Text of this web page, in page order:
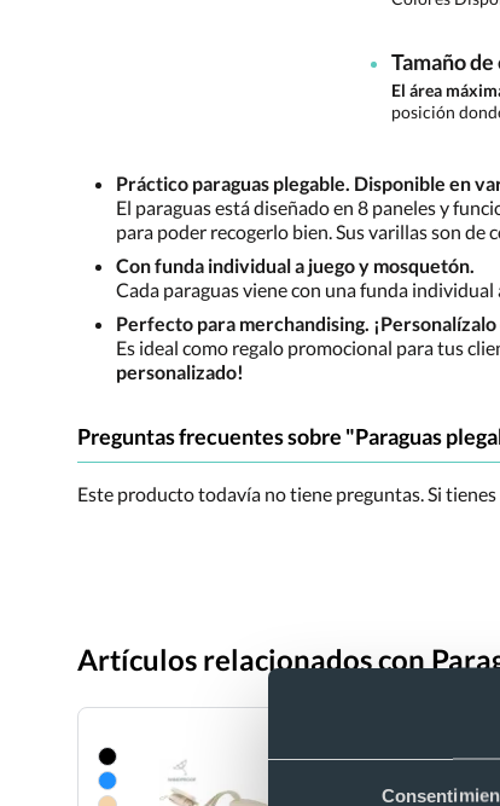
Tamaño
El área
posición
Práctico paraguas plegable. Disponible en
El paraguas está diseñado en 8 paneles y
para poder recogerlo bien. Sus varillas son
Con funda individual a juego y mosquetón.
Cada paraguas viene con una funda
Perfecto para merchandising.
Es ideal como regalo promocional para tus
personalizado!
Preguntas frecuentes sobre "Paraguas
Este producto todavía no tiene preguntas. Si
Artículos relacionados con